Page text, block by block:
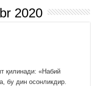
2020
қилинади: «Набий
бу дин осонликдир.